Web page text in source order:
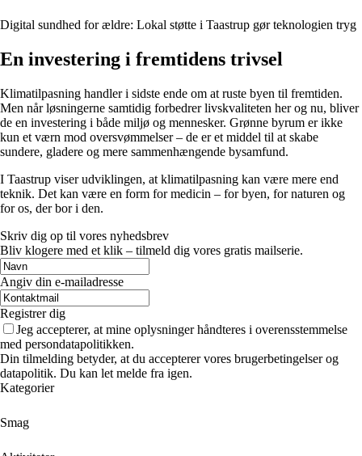
Digital sundhed for ældre: Lokal støtte i Taastrup gør teknologien tryg
En investering i fremtidens trivsel
Klimatilpasning handler i sidste ende om at ruste byen til fremtiden.
Men når løsningerne samtidig forbedrer livskvaliteten her og nu, bliver
de en investering i både miljø og mennesker. Grønne byrum er ikke
kun et værn mod oversvømmelser – de er et middel til at skabe
sundere, gladere og mere sammenhængende bysamfund.
I Taastrup viser udviklingen, at klimatilpasning kan være mere end
teknik. Det kan være en form for medicin – for byen, for naturen og
for os, der bor i den.
Skriv dig op til vores nyhedsbrev
Bliv klogere med et klik – tilmeld dig vores gratis mailserie.
Angiv din e-mailadresse
Registrer dig
Jeg accepterer, at mine oplysninger håndteres i overensstemmelse
med persondatapolitikken.
Din tilmelding betyder, at du accepterer vores brugerbetingelser og
datapolitik. Du kan let melde fra igen.
Kategorier
Smag